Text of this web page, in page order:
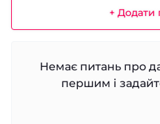
+ Додати
Немає питань про
першим і